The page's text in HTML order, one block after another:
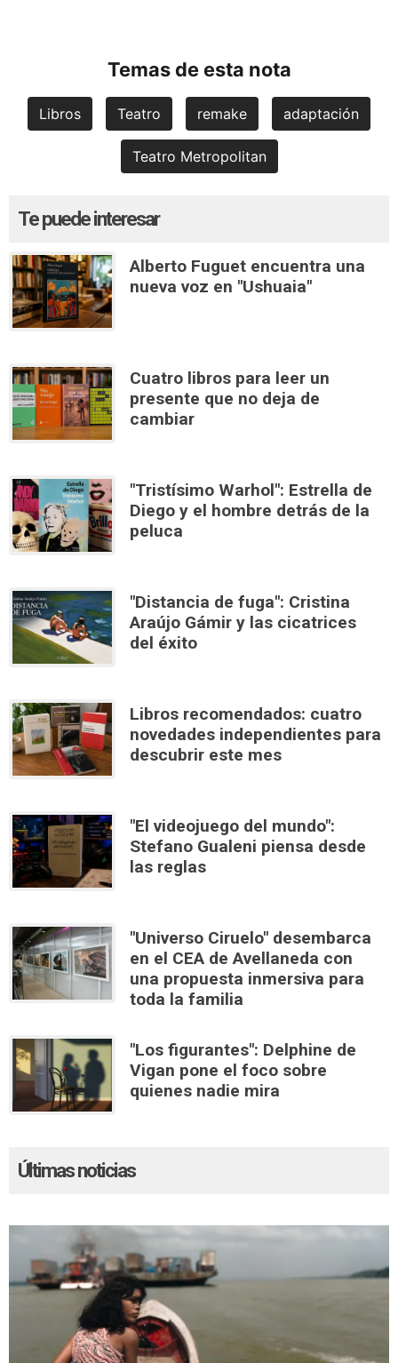
Temas de esta nota
Libros Teatro remake adaptación
Teatro Metropolitan
Te puede interesar
Alberto Fuguet encuentra una
nueva voz en "Ushuaia"
Cuatro libros para leer un
presente que no deja de
cambiar
"Tristísimo Warhol": Estrella de
Diego y el hombre detrás de la
peluca
"Distancia de fuga": Cristina
Araújo Gámir y las cicatrices
del éxito
Libros recomendados: cuatro
novedades independientes para
descubrir este mes
"El videojuego del mundo":
Stefano Gualeni piensa desde
las reglas
"Universo Ciruelo" desembarca
en el CEA de Avellaneda con
una propuesta inmersiva para
toda la familia
"Los figurantes": Delphine de
Vigan pone el foco sobre
quienes nadie mira
Últimas noticias